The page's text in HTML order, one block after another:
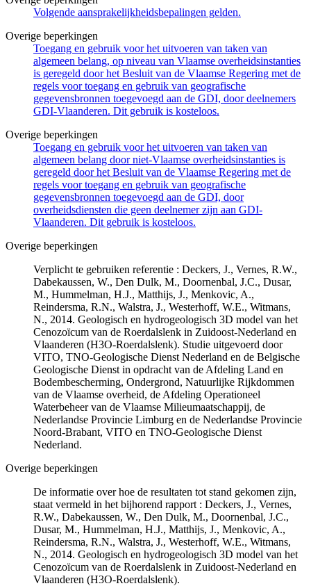
Volgende aansprakelijkheidsbepalingen gelden.
Overige beperkingen
Toegang en gebruik voor het uitvoeren van taken van
algemeen belang, op niveau van Vlaamse overheidsinstanties
is geregeld door het Besluit van de Vlaamse Regering met de
regels voor toegang en gebruik van geografische
gegevensbronnen toegevoegd aan de GDI, door deelnemers
GDI-Vlaanderen. Dit gebruik is kosteloos.
Overige beperkingen
Toegang en gebruik voor het uitvoeren van taken van
algemeen belang door niet-Vlaamse overheidsinstanties is
geregeld door het Besluit van de Vlaamse Regering met de
regels voor toegang en gebruik van geografische
gegevensbronnen toegevoegd aan de GDI, door
overheidsdiensten die geen deelnemer zijn aan GDI-
Vlaanderen. Dit gebruik is kosteloos.
Overige beperkingen
Verplicht te gebruiken referentie : Deckers, J., Vernes, R.W.,
Dabekaussen, W., Den Dulk, M., Doornenbal, J.C., Dusar,
M., Hummelman, H.J., Matthijs, J., Menkovic, A.,
Reindersma, R.N., Walstra, J., Westerhoff, W.E., Witmans,
N., 2014. Geologisch en hydrogeologisch 3D model van het
Cenozoïcum van de Roerdalslenk in Zuidoost-Nederland en
Vlaanderen (H3O-Roerdalslenk). Studie uitgevoerd door
VITO, TNO-Geologische Dienst Nederland en de Belgische
Geologische Dienst in opdracht van de Afdeling Land en
Bodembescherming, Ondergrond, Natuurlijke Rijkdommen
van de Vlaamse overheid, de Afdeling Operationeel
Waterbeheer van de Vlaamse Milieumaatschappij, de
Nederlandse Provincie Limburg en de Nederlandse Provincie
Noord-Brabant, VITO en TNO-Geologische Dienst
Nederland.
Overige beperkingen
De informatie over hoe de resultaten tot stand gekomen zijn,
staat vermeld in het bijhorend rapport : Deckers, J., Vernes,
R.W., Dabekaussen, W., Den Dulk, M., Doornenbal, J.C.,
Dusar, M., Hummelman, H.J., Matthijs, J., Menkovic, A.,
Reindersma, R.N., Walstra, J., Westerhoff, W.E., Witmans,
N., 2014. Geologisch en hydrogeologisch 3D model van het
Cenozoïcum van de Roerdalslenk in Zuidoost-Nederland en
Vlaanderen (H3O-Roerdalslenk).